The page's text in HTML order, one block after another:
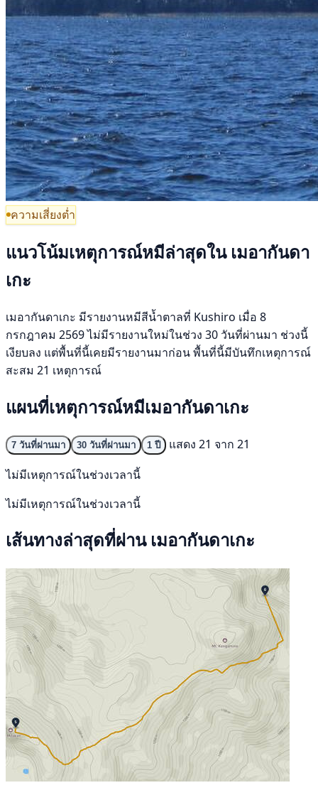
ความเสี่ยงต่ำ
แนวโน้มเหตุการณ์หมีล่าสุดใน เมอากันดา
เกะ
เมอากันดาเกะ มีรายงานหมีสีน้ำตาลที่ Kushiro เมื่อ 8
กรกฎาคม 2569 ไม่มีรายงานใหม่ในช่วง 30 วันที่ผ่านมา ช่วงนี้
เงียบลง แต่พื้นที่นี้เคยมีรายงานมาก่อน พื้นที่นี้มีบันทึกเหตุการณ์
สะสม 21 เหตุการณ์
แผนที่เหตุการณ์หมีเมอากันดาเกะ
7 วันที่ผ่านมา 30 วันที่ผ่านมา 1 ปี
แสดง 21 จาก 21
ไม่มีเหตุการณ์ในช่วงเวลานี้
ไม่มีเหตุการณ์ในช่วงเวลานี้
เส้นทางล่าสุดที่ผ่าน เมอากันดาเกะ